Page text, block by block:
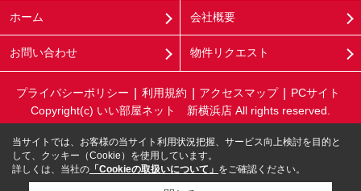
ホーム 会社概要
お問い合わせ 物件リクエスト
プライバシーポリシー 利用規約 アクセスマップ
PCサイト
Copyright(c) いい部屋ネット 新横浜店 All rights reserved.
当サイトでは、お客様の当サイト利用状況把握、サービス向上検討を目的と
して、クッキー（Cookie）を使用しています。
詳しくは、当社の 「Cookieの取扱いについて」 をご確認ください。